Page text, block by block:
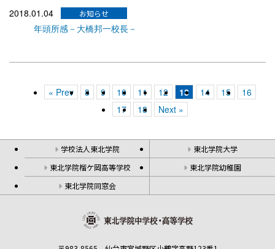
2018.01.04
年頭所感－大橋邦一校長－
« Prev 8 9 10 11 12 13 14 15
16
17
18 Next »
学校法人東北学院
東北学院大学
東北学院榴ケ岡高等学校
東北学院幼稚園
東北学院同窓会